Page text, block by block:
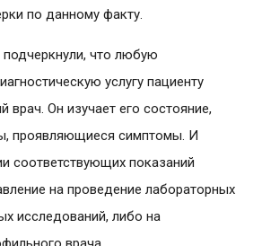
по данному факту.
что любую
услугу пациенту
врач. Он изучает его состояние,
проявляющиеся симптомы. И
соответствующих показаний
на проведение лабораторных
исследований, либо на